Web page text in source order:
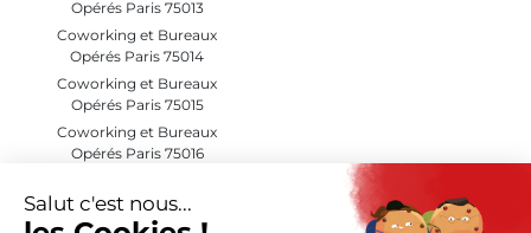
Opérés Paris 75013
Coworking et Bureaux
Opérés Paris 75014
Coworking et Bureaux
Opérés Paris 75015
Coworking et Bureaux
Opérés Paris 75016
Opérés Paris 75017
Coworking et Bureaux